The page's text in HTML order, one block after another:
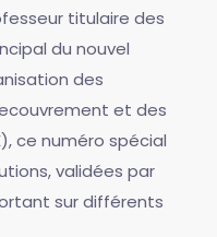
titulaire des
du nouvel
des
et des
ce numéro spécial
validées par
sur différents